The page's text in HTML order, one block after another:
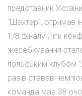
представник
"Шахтар", отримав
1/8 фіналу Ліги
жеребкування
польським клубом
разів ставав
команда має 38